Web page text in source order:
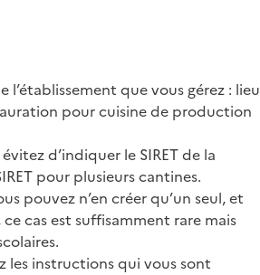
que vous gérez : lieu
pour cuisine de production
d’indiquer le SIRET de la
pour plusieurs cantines.
pouvez n’en créer qu’un seul, et
cas est suffisamment rare mais
les instructions qui vous sont